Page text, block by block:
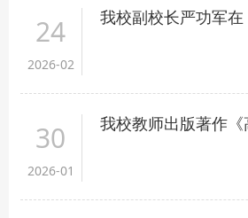
24
2026-02
我校副校长严功军在《当代党员》发表文章《
30
2026-01
我校教师出版著作《高校外